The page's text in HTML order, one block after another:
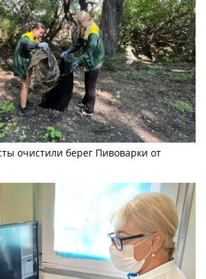
очистили берег Пивоварки от